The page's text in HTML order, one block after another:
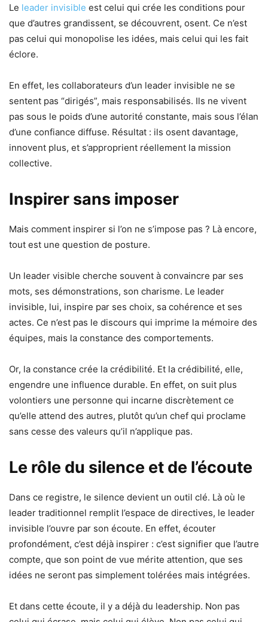
Le leader invisible est celui qui crée les conditions pour
que d’autres grandissent, se découvrent, osent. Ce n’est
pas celui qui monopolise les idées, mais celui qui les fait
éclore.
En effet, les collaborateurs d’un leader invisible ne se
sentent pas “dirigés”, mais responsabilisés. Ils ne vivent
pas sous le poids d’une autorité constante, mais sous l’élan
d’une confiance diffuse. Résultat : ils osent davantage,
innovent plus, et s’approprient réellement la mission
collective.
Inspirer sans imposer
Mais comment inspirer si l’on ne s’impose pas ? Là encore,
tout est une question de posture.
Un leader visible cherche souvent à convaincre par ses
mots, ses démonstrations, son charisme. Le leader
invisible, lui, inspire par ses choix, sa cohérence et ses
actes. Ce n’est pas le discours qui imprime la mémoire des
équipes, mais la constance des comportements.
Or, la constance crée la crédibilité. Et la crédibilité, elle,
engendre une influence durable. En effet, on suit plus
volontiers une personne qui incarne discrètement ce
qu’elle attend des autres, plutôt qu’un chef qui proclame
sans cesse des valeurs qu’il n’applique pas.
Le rôle du silence et de l’écoute
Dans ce registre, le silence devient un outil clé. Là où le
leader traditionnel remplit l’espace de directives, le leader
invisible l’ouvre par son écoute. En effet, écouter
profondément, c’est déjà inspirer : c’est signifier que l’autre
compte, que son point de vue mérite attention, que ses
idées ne seront pas simplement tolérées mais intégrées.
Et dans cette écoute, il y a déjà du leadership. Non pas